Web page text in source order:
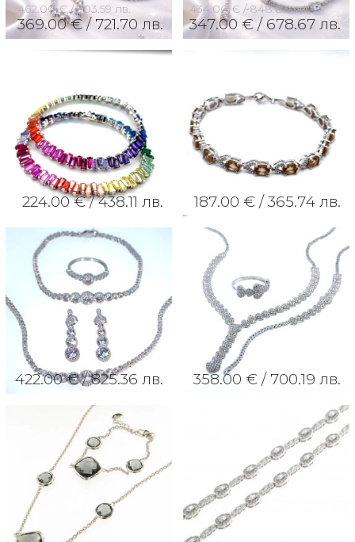
462.00 € / 903.59 лв.
369.00 € / 721.70 лв.
434.00 € / 848.83 лв.
347.00 € / 678.67 лв.
224.00 € / 438.11 лв. 187.00 € / 365.74 лв.
422.00 € / 825.36 лв. 358.00 € / 700.19 лв.